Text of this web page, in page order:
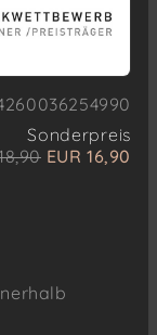
Sonderpreis
EUR 16,90